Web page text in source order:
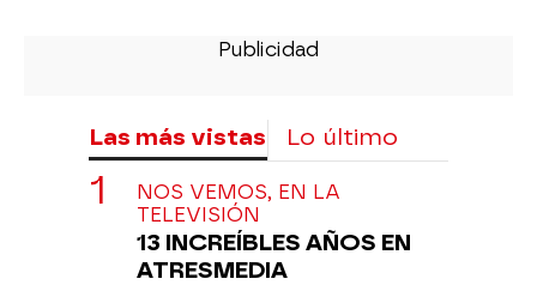
Las más vistas Lo último
NOS VEMOS, EN LA
TELEVISIÓN
13 INCREÍBLES AÑOS EN
ATRESMEDIA